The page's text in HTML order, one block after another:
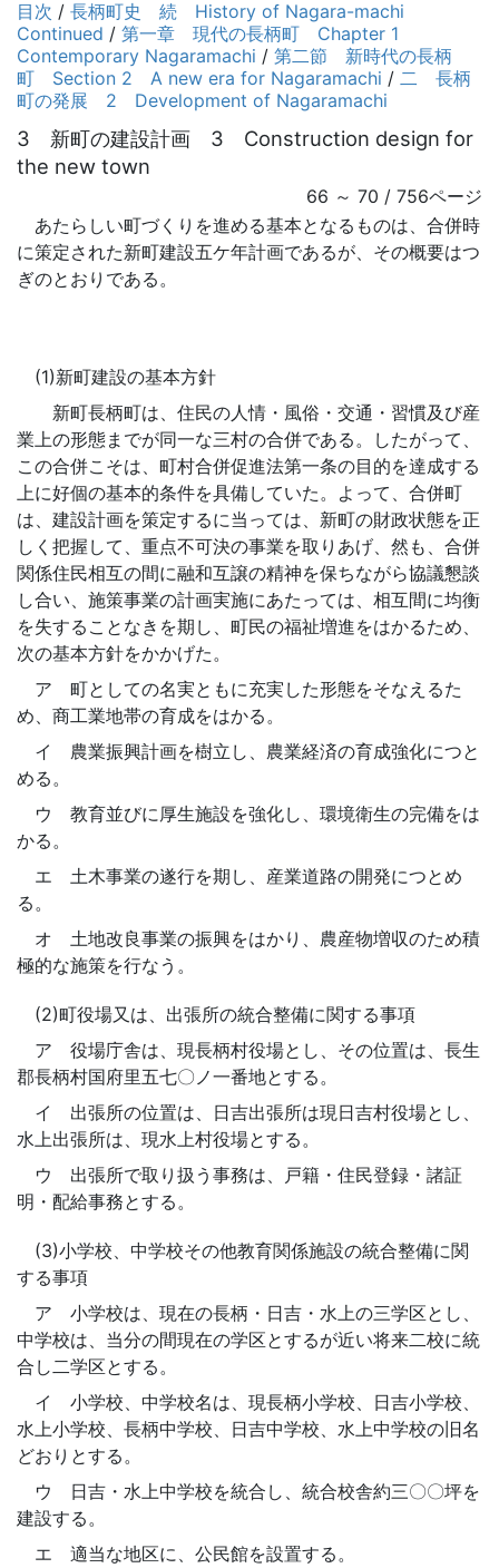
目次 / 長柄町史 続 History of Nagara-machi
Continued / 第一章 現代の長柄町 Chapter 1
Contemporary Nagaramachi / 第二節 新時代の長柄
町 Section 2 A new era for Nagaramachi / 二 長柄
町の発展 2 Development of Nagaramachi
3 新町の建設計画 3 Construction design for
the new town
66 ～ 70 / 756ページ
あたらしい町づくりを進める基本となるものは、合併時
に策定された新町建設五ケ年計画であるが、その概要はつ
ぎのとおりである。
(1)新町建設の基本方針
新町長柄町は、住民の人情・風俗・交通・習慣及び産
業上の形態までが同一な三村の合併である。したがって、
この合併こそは、町村合併促進法第一条の目的を達成する
上に好個の基本的条件を具備していた。よって、合併町
は、建設計画を策定するに当っては、新町の財政状態を正
しく把握して、重点不可決の事業を取りあげ、然も、合併
関係住民相互の間に融和互譲の精神を保ちながら協議懇談
し合い、施策事業の計画実施にあたっては、相互間に均衡
を失することなきを期し、町民の福祉増進をはかるため、
次の基本方針をかかげた。
ア 町としての名実ともに充実した形態をそなえるた
め、商工業地帯の育成をはかる。
イ 農業振興計画を樹立し、農業経済の育成強化につと
める。
ウ 教育並びに厚生施設を強化し、環境衛生の完備をは
かる。
エ 土木事業の遂行を期し、産業道路の開発につとめ
る。
オ 土地改良事業の振興をはかり、農産物増収のため積
極的な施策を行なう。
(2)町役場又は、出張所の統合整備に関する事項
ア 役場庁舎は、現長柄村役場とし、その位置は、長生
郡長柄村国府里五七〇ノ一番地とする。
イ 出張所の位置は、日吉出張所は現日吉村役場とし、
水上出張所は、現水上村役場とする。
ウ 出張所で取り扱う事務は、戸籍・住民登録・諸証
明・配給事務とする。
(3)小学校、中学校その他教育関係施設の統合整備に関
する事項
ア 小学校は、現在の長柄・日吉・水上の三学区とし、
中学校は、当分の間現在の学区とするが近い将来二校に統
合し二学区とする。
イ 小学校、中学校名は、現長柄小学校、日吉小学校、
水上小学校、長柄中学校、日吉中学校、水上中学校の旧名
どおりとする。
ウ 日吉・水上中学校を統合し、統合校舎約三〇〇坪を
建設する。
エ 適当な地区に、公民館を設置する。